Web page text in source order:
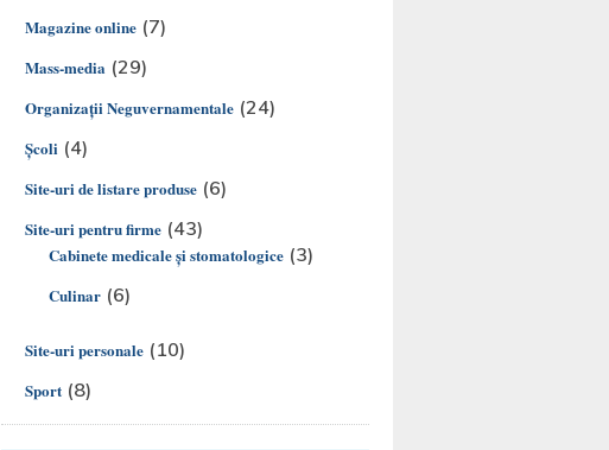
Magazine online (7)
Mass-media (29)
Organizaţii Neguvernamentale (24)
Şcoli (4)
Site-uri de listare produse (6)
Site-uri pentru firme (43)
Cabinete medicale și stomatologice (3)
Culinar (6)
Site-uri personale (10)
Sport (8)